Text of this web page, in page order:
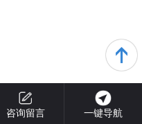
咨询留言 一键导航